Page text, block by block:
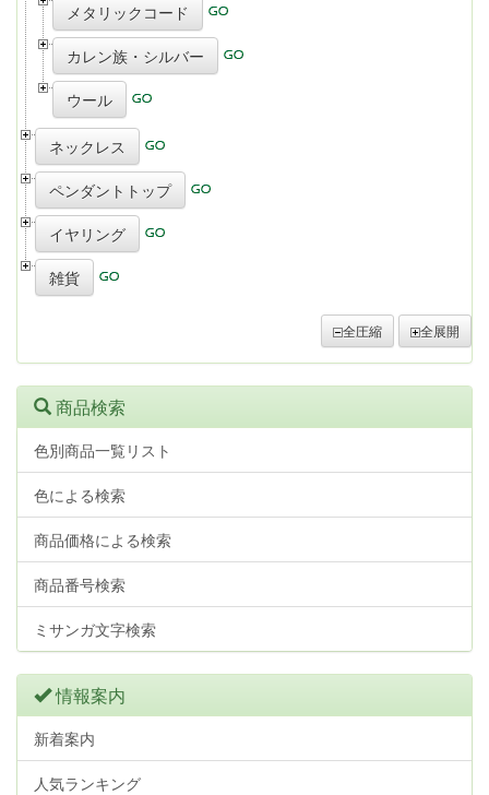
メタリックコード
カレン族・シルバー
ウール
ネックレス
ペンダントトップ
イヤリング
雑貨
全圧縮 全展開
商品検索
色別商品一覧リスト
色による検索
商品価格による検索
商品番号検索
ミサンガ文字検索
情報案内
新着案内
人気ランキング